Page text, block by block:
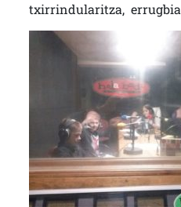
txirrindularitza, errugbia